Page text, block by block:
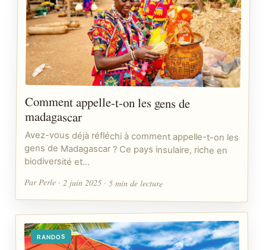
Comment appelle-t-on les gens de
madagascar
Avez-vous déjà réfléchi à comment appelle-t-on les
gens de Madagascar ? Ce pays insulaire, riche en
biodiversité et…
Par Perle · 2 juin 2025 · 5 min de lecture
RANDOS